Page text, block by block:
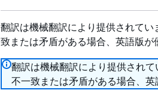
翻訳は機械翻訳により提供されて
致または矛盾がある場合、英語版が
翻訳は機械翻訳により提供されて
不一致または矛盾がある場合、英